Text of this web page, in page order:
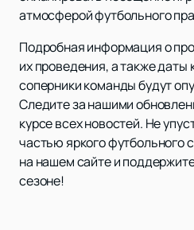
атмосферой футбольного
Подробная информация о
их проведения, а также даты
соперники команды будут
Следите за нашими
курсе всех новостей. Не
частью яркого футбольного
на нашем сайте и
сезоне!